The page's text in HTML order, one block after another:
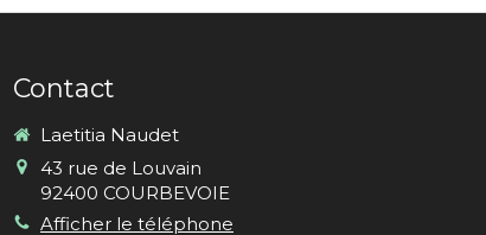
Contact
Laetitia Naudet
43 rue de Louvain
92400 COURBEVOIE
Afficher le téléphone